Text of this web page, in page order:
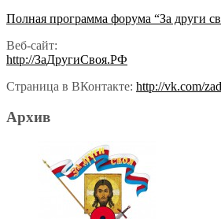
Полная программа форума “За други
Веб-сайт:
http://ЗаДругиСвоя.РФ
Страница в ВКонтакте: http://vk.com/
Архив